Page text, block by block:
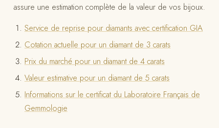
assure une estimation complète de la valeur de vos bijoux.
Service de reprise pour diamants avec certification GIA
Cotation actuelle pour un diamant de 3 carats
Prix du marché pour un diamant de 4 carats
Valeur estimative pour un diamant de 5 carats
Informations sur le certificat du Laboratoire Français de
Gemmologie